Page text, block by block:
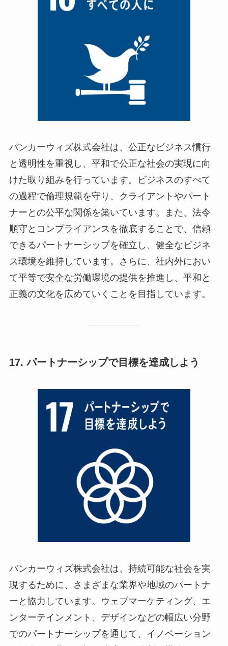
バンカーウィズ株式会社は、公正なビジネス慣行
と透明性を重視し、平和で公正な社会の実現に向
けた取り組みを行っています。ビジネスのすべて
の過程で倫理規範を守り、クライアントやパート
ナーとの公平な関係を築いています。また、法令
順守とコンプライアンスを徹底することで、信頼
できるパートナーシップを確立し、健全なビジネ
ス環境を維持しています。さらに、社内外におい
て平等で安全な労働環境の提供を推進し、平和と
正義の文化を広めていくことを目指しています。
17. パートナーシップで目標を達成しよう
バンカーウィズ株式会社は、持続可能な社会を実
現するために、さまざまな業界や地域のパートナ
ーと協力しています。ウェブマーケティング、エ
ンターテインメント、デザインなどの幅広い分野
でのパートナーシップを通じて、イノベーション